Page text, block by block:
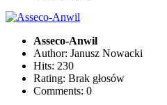
Asseco-Anwil
Author: Janusz Nowacki
Hits: 230
Rating: Brak głosów
Comments: 0